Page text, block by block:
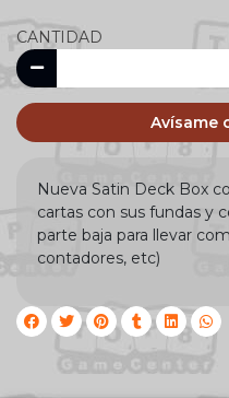
CANTIDAD
Avísame
Nueva Satin Deck Box
cartas con sus fundas y
parte baja para llevar
contadores, etc)